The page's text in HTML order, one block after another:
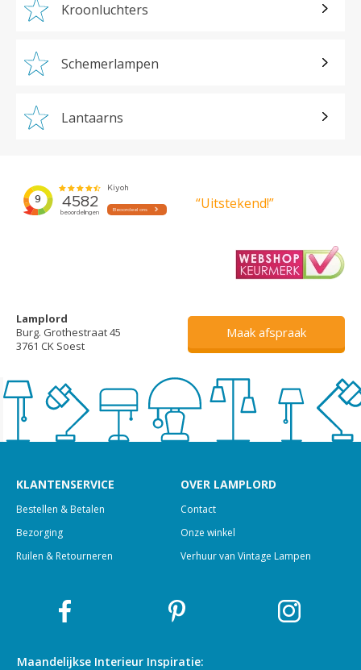
Kroonluchters
Schemerlampen
Lantaarns
“Uitstekend!”
Lamplord
Burg. Grothestraat 45
3761 CK Soest
Maak afspraak
KLANTENSERVICE
Bestellen & Betalen
Bezorging
Ruilen & Retourneren
OVER LAMPLORD
Contact
Onze winkel
Verhuur van Vintage Lampen
Maandelijkse Interieur Inspiratie: